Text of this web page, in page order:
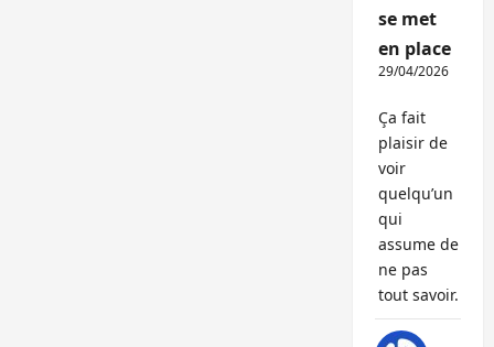
se met
en place
29/04/2026
Ça fait
plaisir de
voir
quelqu’un
qui
assume de
ne pas
tout savoir.